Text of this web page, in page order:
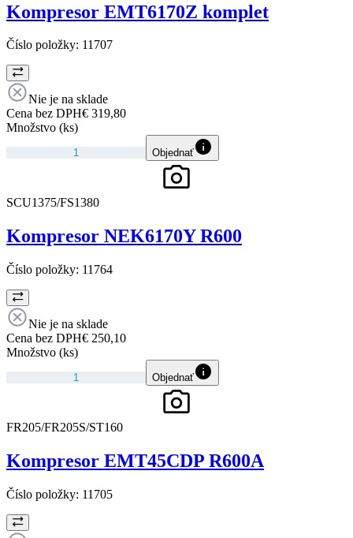
Kompresor EMT6170Z komplet
Číslo položky: 11707
Nie je na sklade
Cena bez DPH€ 319,80
Množstvo (ks)
Objednať
SCU1375/FS1380
Kompresor NEK6170Y R600
Číslo položky: 11764
Nie je na sklade
Cena bez DPH€ 250,10
Množstvo (ks)
Objednať
FR205/FR205S/ST160
Kompresor EMT45CDP R600A
Číslo položky: 11705